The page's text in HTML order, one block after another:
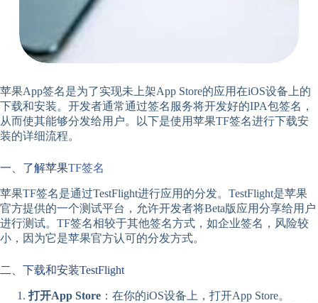
苹果App签名是为了实现未上架App Store的应用在iOS设备上的
下载和安装。开发者通常通过签名服务将开发好的IPA包签名，
从而使其能够分发给用户。以下是使用苹果TF签名进行下载安
装的详细流程。
一、了解苹果TF签名
苹果TF签名是通过TestFlight进行应用的分发。TestFlight是苹果
官方提供的一个测试平台，允许开发者将Beta版应用分享给用户
进行测试。TF签名相较于其他签名方式，如企业签名，风险较
小，因为它是苹果官方认可的分发方式。
二、下载和安装TestFlight
打开App Store ：在你的iOS设备上，打开App Store。